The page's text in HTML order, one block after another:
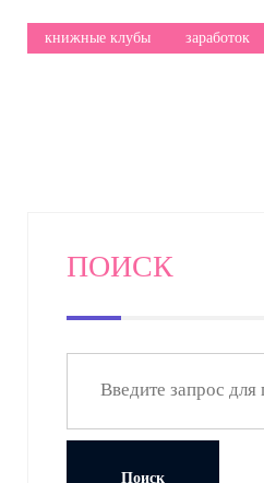
книжные клубы заработок
ПОИСК